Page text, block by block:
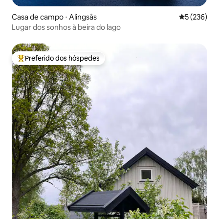
Casa de campo ⋅ Alingsås 5 de uma
5 (236)
Lugar dos sonhos à beira do lago
Entre os melhores preferidos dos hóspedes
Preferido dos hóspedes